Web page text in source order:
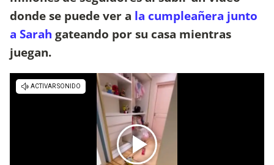
donde se puede ver a la cumpleañera junto
a Sarah gateando por su casa mientras
juegan.